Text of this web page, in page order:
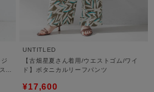
カ
UNTITLED
【古畑星夏さん着用/ウエストゴム/ワイ
ド】ボタニカルリーフパンツ
¥17,600